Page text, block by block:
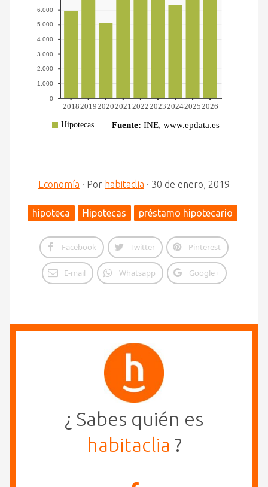
Economía · Por habitaclia · 30 de enero, 2019
hipoteca Hipotecas préstamo hipotecario
Facebook Twitter Pinterest
E-mail Whatsapp Google+
¿ Sabes quién es
habitaclia ?